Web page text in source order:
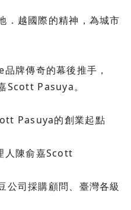
越國際的精神，為城市
傳奇的幕後推手，
Pasuya。
Pasuya的創業起點
陳俞嘉Scott
司採購顧問、臺灣各級